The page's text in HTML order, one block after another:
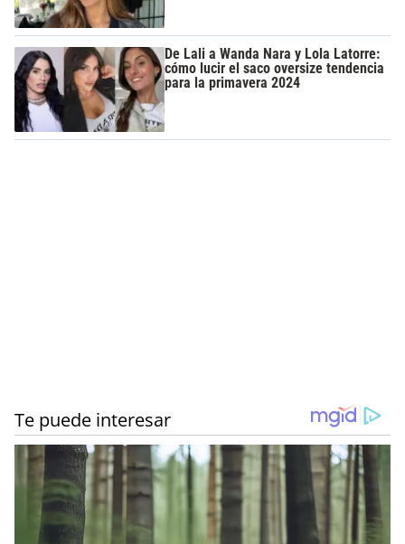
De Lali a Wanda Nara y Lola Latorre:
cómo lucir el saco oversize tendencia
para la primavera 2024